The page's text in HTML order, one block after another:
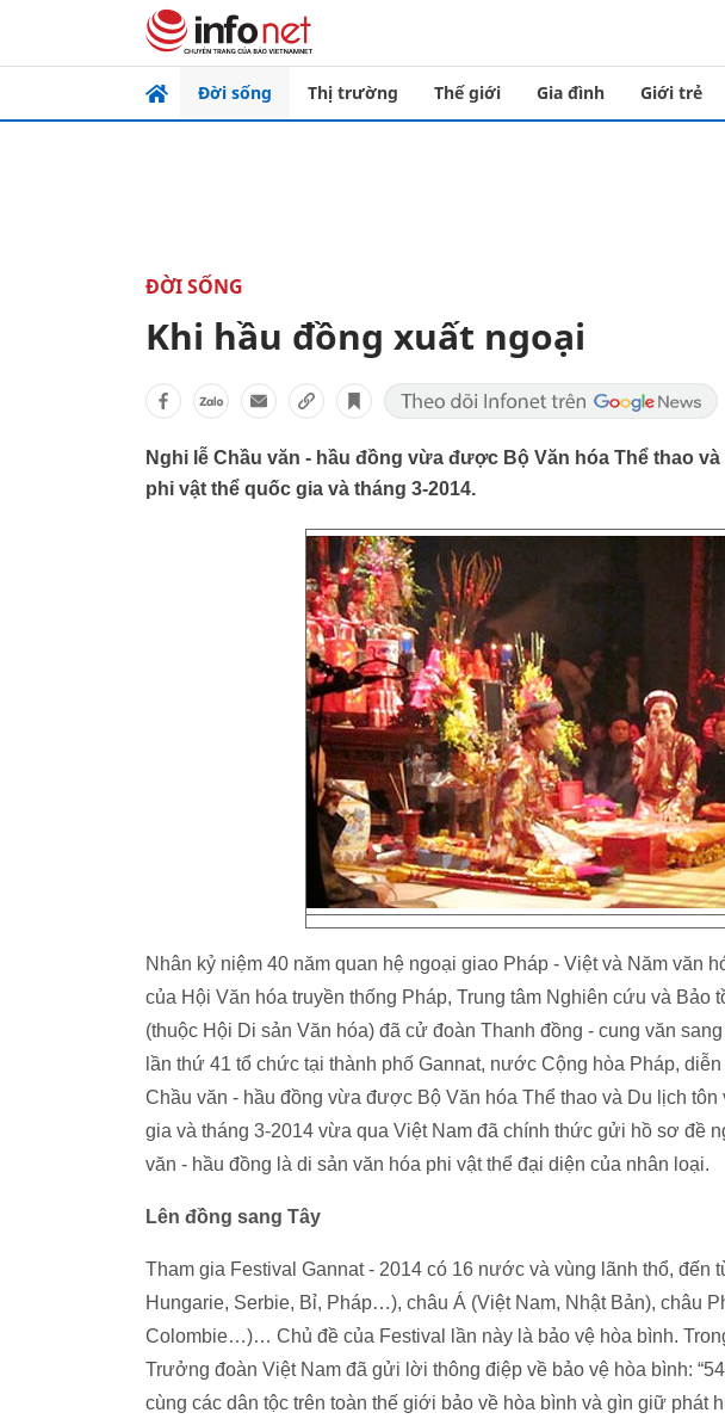
Đời sống Thị trường Thế giới Gia đình Giới trẻ
ĐỜI SỐNG
Khi hầu đồng xuất ngoại
Nghi lễ Chầu văn - hầu đồng vừa được Bộ Văn hóa Thể thao
phi vật thể quốc gia và tháng 3-2014.
Nhân kỷ niệm 40 năm quan hệ ngoại giao Pháp - Việt và Năm văn
của Hội Văn hóa truyền thống Pháp, Trung tâm Nghiên cứu và Bảo
(thuộc Hội Di sản Văn hóa) đã cử đoàn Thanh đồng - cung văn
lần thứ 41 tổ chức tại thành phố Gannat, nước Cộng hòa Pháp,
Chầu văn - hầu đồng vừa được Bộ Văn hóa Thể thao và Du lịch
gia và tháng 3-2014 vừa qua Việt Nam đã chính thức gửi hồ sơ đề
văn - hầu đồng là di sản văn hóa phi vật thể đại diện của nhân loại.
Lên đồng sang Tây
Tham gia Festival Gannat - 2014 có 16 nước và vùng lãnh thổ, đến
Hungarie, Serbie, Bỉ, Pháp…), châu Á (Việt Nam, Nhật Bản), châu
Colombie…)… Chủ đề của Festival lần này là bảo vệ hòa bình.
Trưởng đoàn Việt Nam đã gửi lời thông điệp về bảo vệ hòa bình:
cùng các dân tộc trên toàn thế giới bảo về hòa bình và gìn giữ phát